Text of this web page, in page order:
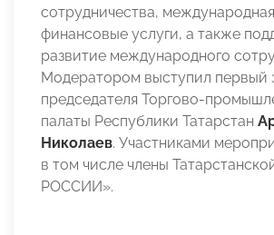
сотрудничества,
финансовые услуги, а также
развитие международного
Модератором выступил первый
председателя Торгово-
палаты Республики Татарстан
Николаев. Участниками
в том числе члены
РОССИИ».